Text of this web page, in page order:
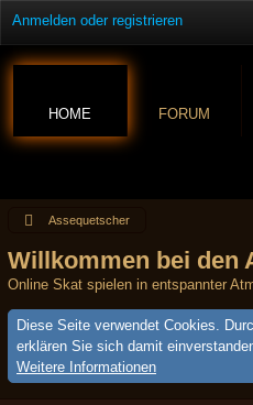
Anmelden oder registrieren
HOME FORUM
Assequetscher
Willkommen bei den
Online Skat spielen in entspannter
Diese Seite verwendet Cookies.
erklären Sie sich damit
Weitere Informationen